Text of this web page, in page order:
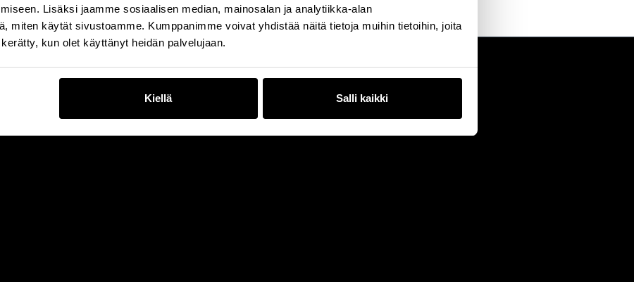
Lisäksi jaamme sosiaalisen median, mainosalan ja analytiikka-alan
miten käytät sivustoamme. Kumppanimme voivat yhdistää näitä tietoja muihin tietoihin, joita
kun olet käyttänyt heidän palvelujaan.
Kiellä Salli kaikki